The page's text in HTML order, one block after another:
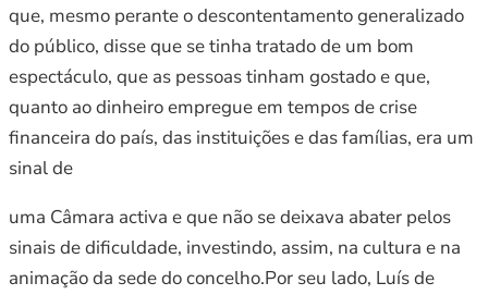
que, mesmo perante o descontentamento generalizado
do público, disse que se tinha tratado de um bom
espectáculo, que as pessoas tinham gostado e que,
quanto ao dinheiro empregue em tempos de crise
financeira do país, das instituições e das famílias, era um
sinal de
uma Câmara activa e que não se deixava abater pelos
sinais de dificuldade, investindo, assim, na cultura e na
animação da sede do concelho.Por seu lado, Luís de